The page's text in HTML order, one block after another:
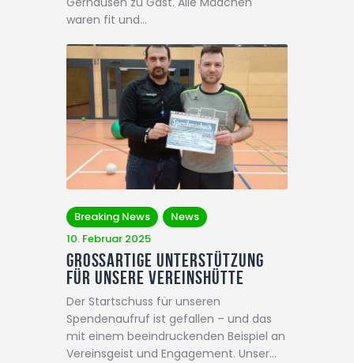
waren fit und…
Breaking News
News
10. Februar 2025
Großartige Unterstützung
für unsere Vereinshütte
Der Startschuss für unseren
Spendenaufruf ist gefallen – und das
mit einem beeindruckenden Beispiel an
Vereinsgeist und Engagement. Unser…